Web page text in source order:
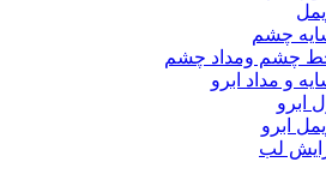
چشم
چشم ومداد چشم
و مداد ابرو
ابرو
ابرو
لب